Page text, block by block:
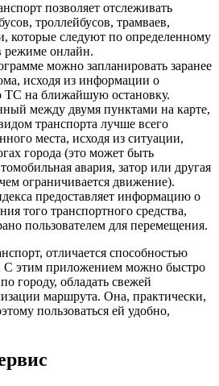
позволяет отслеживать
троллейбусов, трамваев,
которые следуют по определенному
режиме онлайн.
можно запланировать заранее
исходя из информации о
ТС на ближайшую остановку.
между двумя пунктами на карте,
транспорта лучше всего
места, исходя из ситуации,
города (это может быть
авария, затор или другая
ограничивается движение).
предоставляет информацию о
того транспортного средства,
пользователем для перемещения.
отличается способностью
С этим приложением можно быстро
городу, обладать свежей
маршрута. Она, практически,
пользоваться ей удобно,